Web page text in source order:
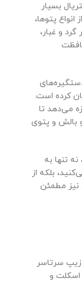
بسیار
پتوها،
و غبار،
کرده است.
می‌دهد تا
بالش و پتوی
تنها به
بلکه از
مطمئن
سرتاسر
اسکلت و